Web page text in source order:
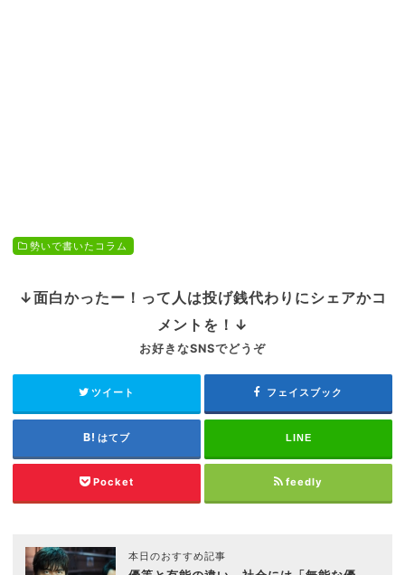
勢いで書いたコラム
↓面白かったー！って人は投げ銭代わりにシェアかコ
メントを！↓
お好きなSNSでどうぞ
ツイート フェイスブック
はてブ LINE
Pocket feedly
本日のおすすめ記事